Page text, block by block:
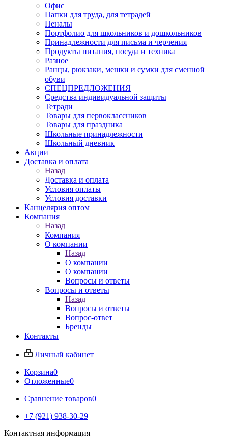
Офис
Папки для труда, для тетрадей
Пеналы
Портфолио для школьников и дошкольников
Принадлежности для письма и черчения
Продукты питания, посуда и техника
Разное
Ранцы, рюкзаки, мешки и сумки для сменной
обуви
СПЕЦПРЕДЛОЖЕНИЯ
Средства индивидуальной защиты
Тетради
Товары для первоклассников
Товары для праздника
Школьные принадлежности
Школьный дневник
Акции
Доставка и оплата
Назад
Доставка и оплата
Условия оплаты
Условия доставки
Канцелярия оптом
Компания
Назад
Компания
О компании
Назад
О компании
О компании
Вопросы и ответы
Вопросы и ответы
Назад
Вопросы и ответы
Вопрос-ответ
Бренды
Контакты
Личный кабинет
Корзина0
Отложенные0
Сравнение товаров0
+7 (921) 938-30-29
Контактная информация